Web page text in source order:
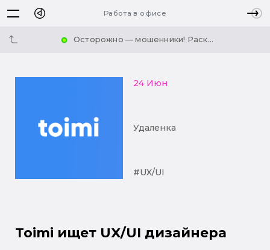
Работа в офисе
Осторожно — мошенники! Раск...
24 Июн
Удаленка
#UX/UI
Toimi ищет UX/UI дизайнера